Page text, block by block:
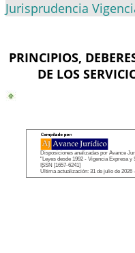
Jurisprudencia
PRINCIPIOS,
DE LOS
Disposiciones analizadas por Avance
"Leyes desde 1992 - Vigencia Expresa y
ISSN [1657-6241]
Última actualización: 31 de julio de